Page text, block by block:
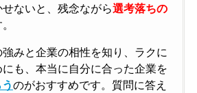
ないと、残念ながら選考落ちの
みと企業の相性を知り、ラクに
も、本当に自分に合った企業を
のがおすすめです。質問に答え